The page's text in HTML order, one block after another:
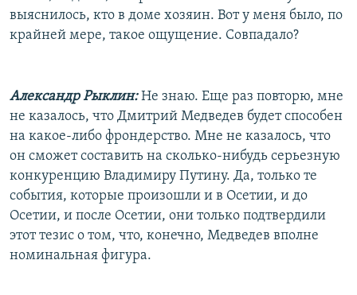
выяснилось, кто в доме хозяин. Вот у меня было, по
крайней мере, такое ощущение. Совпадало?
Александр Рыклин:Не знаю. Еще раз повторю, мне
не казалось, что Дмитрий Медведев будет способен
на какое-либо фрондерство. Мне не казалось, что
он сможет составить на сколько-нибудь серьезную
конкуренцию Владимиру Путину. Да, только те
события, которые произошли и в Осетии, и до
Осетии, и после Осетии, они только подтвердили
этот тезис о том, что, конечно, Медведев вполне
номинальная фигура.